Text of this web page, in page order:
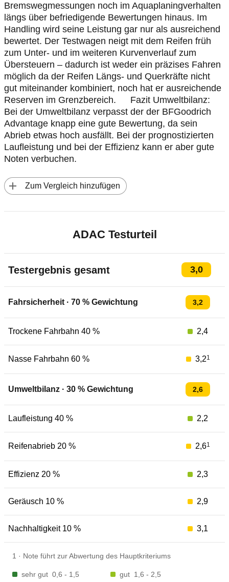
Zum Vergleich hinzufügen
Bremswegmessungen noch im Aquaplaningverhalten
längs über befriedigende Bewertungen hinaus. Im
Handling wird seine Leistung gar nur als ausreichend
bewertet. Der Testwagen neigt mit dem Reifen früh
zum Unter- und im weiteren Kurvenverlauf zum
Übersteuern – dadurch ist weder ein präzises Fahren
möglich da der Reifen Längs- und Querkräfte nicht
gut miteinander kombiniert, noch hat er ausreichende
Reserven im Grenzbereich. Fazit Umweltbilanz:
Bei der Umweltbilanz verpasst der der BFGoodrich
Advantage knapp eine gute Bewertung, da sein
Abrieb etwas hoch ausfällt. Bei der prognostizierten
Laufleistung und bei der Effizienz kann er aber gute
Noten verbuchen.
ADAC Testurteil
Testergebnis gesamt 3,0
Fahrsicherheit · 70 % Gewichtung 3,2
Trockene Fahrbahn 40 % 2,4
Nasse Fahrbahn 60 % 3,21
Umweltbilanz · 30 % Gewichtung 2,6
Laufleistung 40 % 2,2
Reifenabrieb 20 % 2,61
Effizienz 20 % 2,3
Geräusch 10 % 2,9
Nachhaltigkeit 10 % 3,1
1 · Note führt zur Abwertung des Hauptkriteriums
sehr gut 0,6 - 1,5 gut 1,6 - 2,5